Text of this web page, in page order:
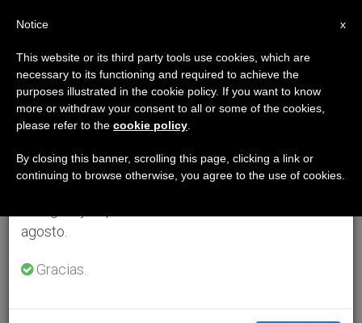
×
Aviso importante
Del 27 de julio al 7 de agosto haremos la pausa
anual, aprovechando que en el periodo de verano
se generan menos informaciones y también el
agosto.
Gracias.
x
Notice
This website or its third party tools use cookies, which are
necessary to its functioning and required to achieve the
purposes illustrated in the cookie policy. If you want to know
more or withdraw your consent to all or some of the cookies,
please refer to the cookie policy
By closing this banner, scrolling this page, clicking a link or
continuing to browse otherwise, you agree to the use of cookies.